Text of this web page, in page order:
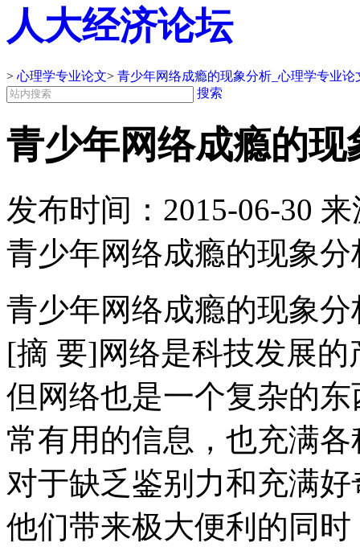
人大经济论坛
> 心理学专业论文> 青少年网络成瘾的现象分析_心理学专业论
搜索
青少年网络成瘾的
发布时间： 2015-06-30 来
青少年网络成瘾的现象
青少年网络成瘾的现象分
[摘 要]网络是科技发展
但网络也是一个复杂的
常有用的信息，也充满
对于缺乏鉴别力和充满
他们带来极大便利的同